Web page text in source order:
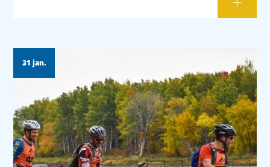
31 jan.